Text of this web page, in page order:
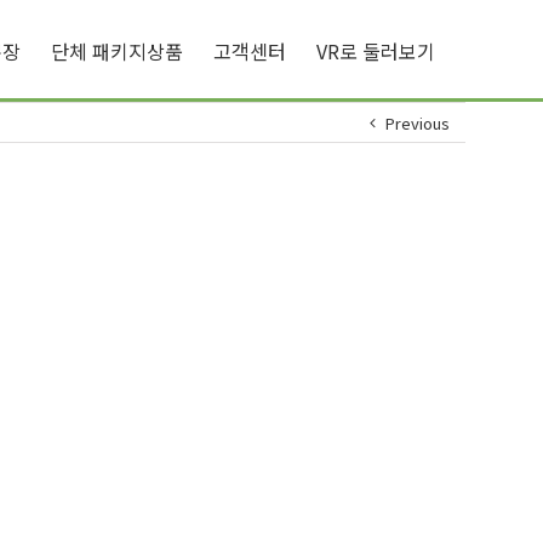
단체 패키지상품 고객센터 VR로 둘러보기
Previous